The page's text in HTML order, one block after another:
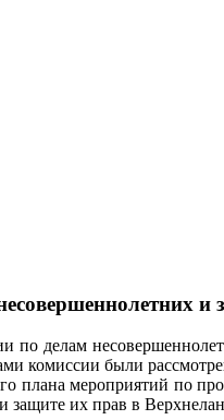
и
по делам
комиссии были
мероприятий по
их прав в